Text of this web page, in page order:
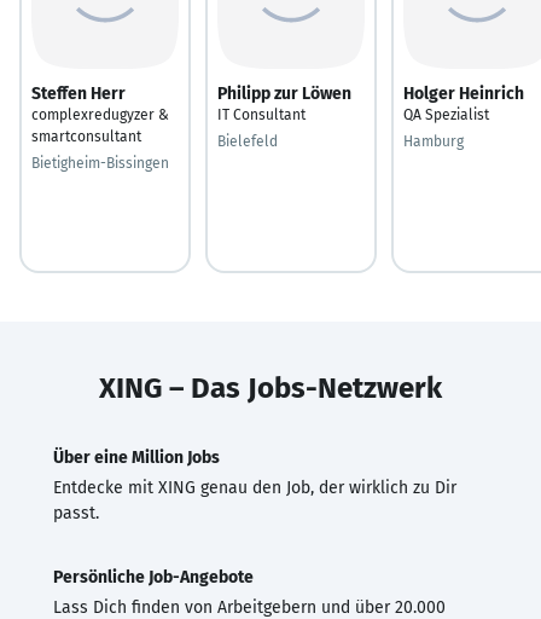
Steffen Herr
complexredugyzer &
smartconsultant
Bietigheim-Bissingen
Philipp zur Löwen
IT Consultant
Bielefeld
Holger Heinrich
QA Spezialist
Hamburg
XING – Das Jobs-Netzwerk
Über eine Million Jobs
Entdecke mit XING genau den Job, der wirklich zu Dir
passt.
Persönliche Job-Angebote
Lass Dich finden von Arbeitgebern und über 20.000